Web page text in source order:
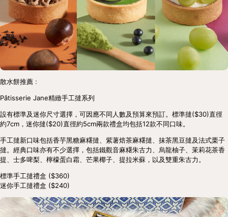
散水餅推薦﹕
Pâtisserie Jane精緻手工撻系列
設有標準及迷你尺寸選擇，可因應不同人數及預算來預訂。標準撻($30)直徑
約7cm，迷你撻($20)直徑約5cm兩款禮盒均包括12款不同口味。
手工撻新口味包括香芋黑糖麻糬撻、紫薯焙茶麻糬撻、抹茶黑豆撻及法式栗子
撻。經典口味亦有不少選擇，包括鐵觀音麻糬朱古力、烏龍柚子、茉莉花茶香
提、士多啤梨、檸檬蛋白霜、芒果椰子、提拉米蘇，以及雙重朱古力。
標準手工撻禮盒 ($360)
迷你手工撻禮盒 ($240)